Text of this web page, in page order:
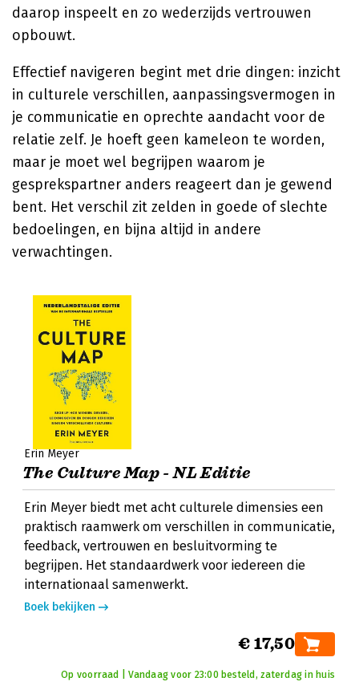
daarop inspeelt en zo wederzijds vertrouwen
opbouwt.
Effectief navigeren begint met drie dingen: inzicht
in culturele verschillen, aanpassingsvermogen in
je communicatie en oprechte aandacht voor de
relatie zelf. Je hoeft geen kameleon te worden,
maar je moet wel begrijpen waarom je
gesprekspartner anders reageert dan je gewend
bent. Het verschil zit zelden in goede of slechte
bedoelingen, en bijna altijd in andere
verwachtingen.
Erin Meyer
The Culture Map - NL Editie
Erin Meyer biedt met acht culturele dimensies een
praktisch raamwerk om verschillen in communicatie,
feedback, vertrouwen en besluitvorming te
begrijpen. Het standaardwerk voor iedereen die
internationaal samenwerkt.
Boek bekijken
€ 17,50
Op voorraad | Vandaag voor 23:00 besteld, zaterdag in huis